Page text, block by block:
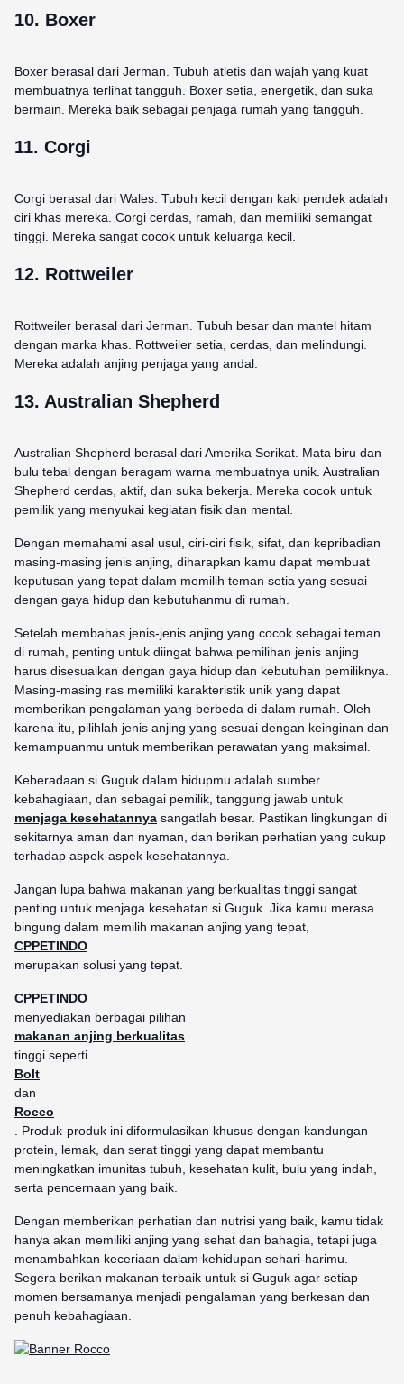
10. Boxer
Boxer berasal dari Jerman. Tubuh atletis dan wajah yang kuat
membuatnya terlihat tangguh. Boxer setia, energetik, dan suka
bermain. Mereka baik sebagai penjaga rumah yang tangguh.
11. Corgi
Corgi berasal dari Wales. Tubuh kecil dengan kaki pendek adalah
ciri khas mereka. Corgi cerdas, ramah, dan memiliki semangat
tinggi. Mereka sangat cocok untuk keluarga kecil.
12. Rottweiler
Rottweiler berasal dari Jerman. Tubuh besar dan mantel hitam
dengan marka khas. Rottweiler setia, cerdas, dan melindungi.
Mereka adalah anjing penjaga yang andal.
13. Australian Shepherd
Australian Shepherd berasal dari Amerika Serikat. Mata biru dan
bulu tebal dengan beragam warna membuatnya unik. Australian
Shepherd cerdas, aktif, dan suka bekerja. Mereka cocok untuk
pemilik yang menyukai kegiatan fisik dan mental.
Dengan memahami asal usul, ciri-ciri fisik, sifat, dan kepribadian
masing-masing jenis anjing, diharapkan kamu dapat membuat
keputusan yang tepat dalam memilih teman setia yang sesuai
dengan gaya hidup dan kebutuhanmu di rumah.
Setelah membahas jenis-jenis anjing yang cocok sebagai teman
di rumah, penting untuk diingat bahwa pemilihan jenis anjing
harus disesuaikan dengan gaya hidup dan kebutuhan pemiliknya.
Masing-masing ras memiliki karakteristik unik yang dapat
memberikan pengalaman yang berbeda di dalam rumah. Oleh
karena itu, pilihlah jenis anjing yang sesuai dengan keinginan dan
kemampuanmu untuk memberikan perawatan yang maksimal.
Keberadaan si Guguk dalam hidupmu adalah sumber
kebahagiaan, dan sebagai pemilik, tanggung jawab untuk
menjaga kesehatannya sangatlah besar. Pastikan lingkungan di
sekitarnya aman dan nyaman, dan berikan perhatian yang cukup
terhadap aspek-aspek kesehatannya.
Jangan lupa bahwa makanan yang berkualitas tinggi sangat
penting untuk menjaga kesehatan si Guguk. Jika kamu merasa
bingung dalam memilih makanan anjing yang tepat,
CPPETINDO
merupakan solusi yang tepat.
CPPETINDO
menyediakan berbagai pilihan
makanan anjing berkualitas
tinggi seperti
Bolt
dan
Rocco
. Produk-produk ini diformulasikan khusus dengan kandungan
protein, lemak, dan serat tinggi yang dapat membantu
meningkatkan imunitas tubuh, kesehatan kulit, bulu yang indah,
serta pencernaan yang baik.
Dengan memberikan perhatian dan nutrisi yang baik, kamu tidak
hanya akan memiliki anjing yang sehat dan bahagia, tetapi juga
menambahkan keceriaan dalam kehidupan sehari-harimu.
Segera berikan makanan terbaik untuk si Guguk agar setiap
momen bersamanya menjadi pengalaman yang berkesan dan
penuh kebahagiaan.